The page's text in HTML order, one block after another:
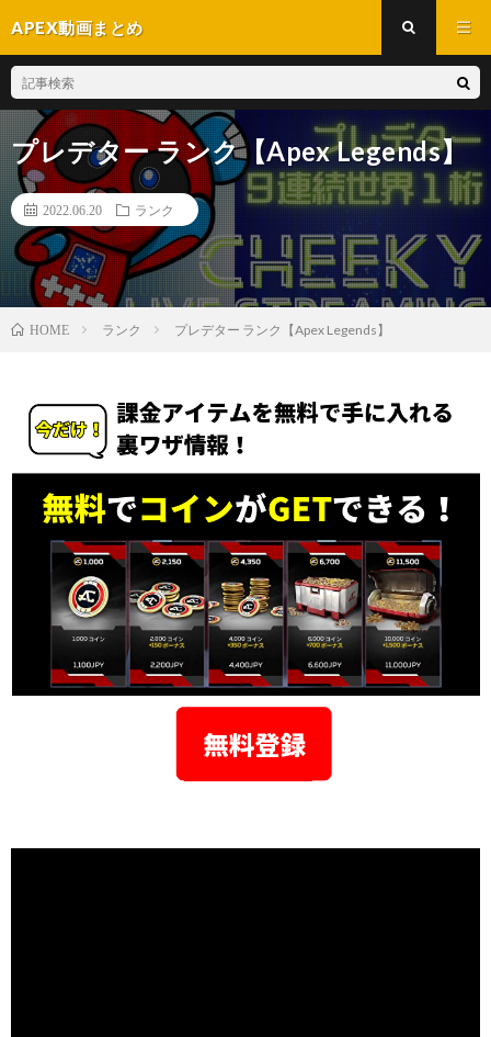
APEX動画まとめ
プレデター ランク【Apex Legends】
2022.06.20 ランク
HOME ランク プレデター ランク【Apex Legends】